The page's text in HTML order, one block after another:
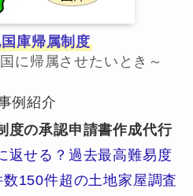
庫帰属制度
に帰属させたいとき～
例紹介
度の承認申請書作成代行
返せる？過去最高難易度
150件超の土地家屋調査